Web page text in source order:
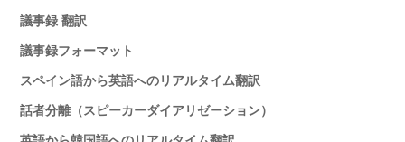
議事録 翻訳
議事録フォーマット
スペイン語から英語へのリアルタイム翻訳
話者分離（スピーカーダイアリゼーション）